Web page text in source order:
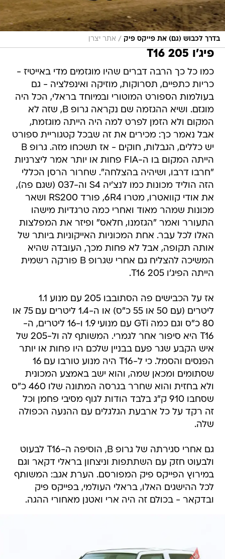
בדרך לכבוש (גם) את פייקס פיק / אתר יצרן
פיג'ו 205 T16
כמו כל כך הרבה דברים שהיו מוגזמים מדי באייטיז -
כריות כתפיים, תסרוקות, מוזיקה ואינפלציה - גם
בעולמות הספורט המוטורי ובמיוחד בראלי, הכל היה
מוגזם. ושיא ההגזמה שם נקראה גרופ B, שזה לא
המקום ולא הזמן לפרט למה היה הייתה מוגזמת,
אבל נאמר כך: מכירים את זה שבכל קטגוריית ספורט
יש כללים, הגבלות, חוקים - אז תשכחו מזה. גרופ B
הייתה המקום בו ה-FIA פחות או יותר אמר ליצרניות
"חרבו דרבו, ושיהיה בהצלחה". שחרור הרסן הכללי
הזה הוליד מכונות כמו לנצ'יה S4 וה-037 (שגם פה),
את אודי קוואטרו, מטרו 6R4, פורד RS200 ושאר
מכונות שמהר מאוד ואחרי כמה טרגדיות מישהו
התעורר ואמר "הגזמנו, חלאס" ופיזר את המפלצות
האלו לכל עבר. אחת המכוניות האייקוניות ביותר של
אותה תקופה, אבל לא פחות מכך, העובדה שהיא
המשיכה להצליח גם אחרי שגרופ B פורקה רשמית
הייתה הפיג'ו 205 T16.
אז על הכבישים פה הסתובבו 205 עם מנוע 1.1
ליטרים (עם 50 או 55 כ"ס) או ה-1.4 ליטרים עם 75 או
80 כ"ס וגם כמה GTi עם מנועי 1.9 ו-16 ליטרים, ה-
T16 היא סיפור אחר לגמרי. המשותף לה ול-205 של
איש הקבע שגר פעם בבניין שלכם היו פחות או יותר
הפנסים והסמל. כי ל-T16 היה מנוע טורבו עם 16
שסתומים ומכאן שמה, והוא ישב באמצע המכונית
ולא בחזית והוא שחרר בגרסה המתונה שלו 460 כ"ס
שסחבו 910 ק"ג בלבד הודות לגוף מסיבי פחמן וכל
זה רקד על כל ארבעת הגלגלים עם ההנעה הכפולה
שלה.
גם אחרי סגירתה של גרופ B, הוסיפה ה-T16 לבעוט
ולבעוט חזק עם השתתפות וניצחון בראלי דקאר וגם
במירוץ הפייקס פיק המפורסם. הערת אגב: המשותף
לכל ההישגים האלו, בראלי העולמי, בפייקס פיק
ובדקאר - בכולם זה היה ארי ואטנן מאחורי ההגה.